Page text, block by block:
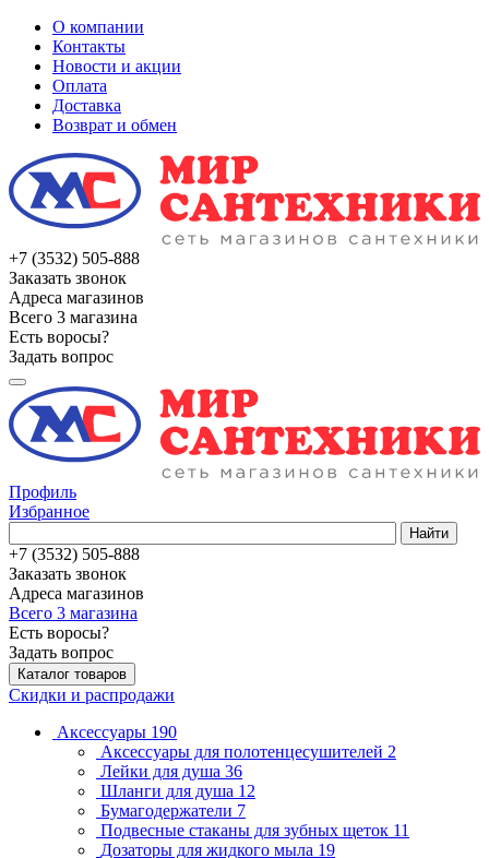
О компании
Контакты
Новости и акции
Оплата
Доставка
Возврат и обмен
+7 (3532) 505-888
Заказать звонок
Адреса магазинов
Всего 3 магазина
Есть воросы?
Задать вопрос
Профиль
Избранное
Найти
+7 (3532) 505-888
Заказать звонок
Адреса магазинов
Всего 3 магазина
Есть воросы?
Задать вопрос
Каталог товаров
Скидки и распродажи
Аксессуары 190
Аксессуары для полотенцесушителей 2
Лейки для душа 36
Шланги для душа 12
Бумагодержатели 7
Подвесные стаканы для зубных щеток 11
Дозаторы для жидкого мыла 19